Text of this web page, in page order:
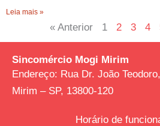
Leia mais »
« Anterior 1 2 3 4
Sincomércio Mogi Mirim
Endereço: Rua Dr. João
Mirim – SP, 13800-120
Horário de